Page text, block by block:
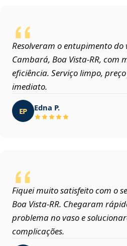
Resolveram o entupimento
Cambará, Boa Vista‑RR, com
eficiência. Serviço limpo,
imediato.
EP Edna P.
Fiquei muito satisfeito com o
Boa Vista‑RR. Chegaram
problema no vaso e
complicações.